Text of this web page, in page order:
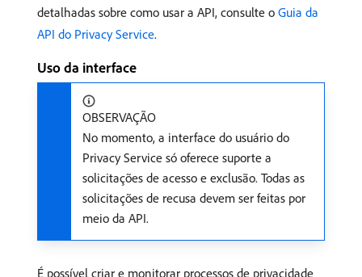
detalhadas sobre como usar a API, consulte o Guia da
API do Privacy Service.
Uso da interface
OBSERVAÇÃO
No momento, a interface do usuário do
Privacy Service só oferece suporte a
solicitações de acesso e exclusão. Todas as
solicitações de recusa devem ser feitas por
meio da API.
É possível criar e monitorar processos de privacidade